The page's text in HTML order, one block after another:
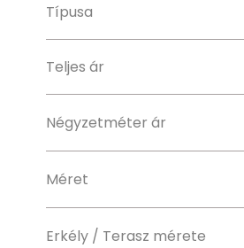
Típusa
Teljes ár
Négyzetméter ár
Méret
Erkély / Terasz mérete